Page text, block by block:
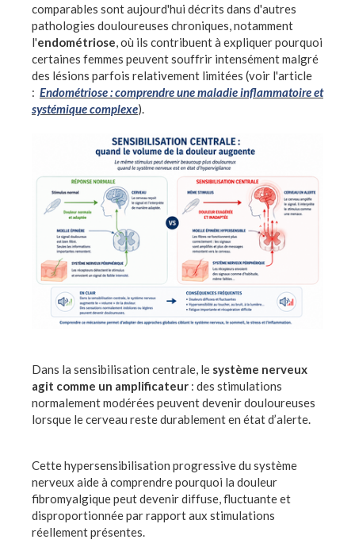
comparables sont aujourd'hui décrits dans d'autres
pathologies douloureuses chroniques, notamment
l'endométriose, où ils contribuent à expliquer pourquoi
certaines femmes peuvent souffrir intensément malgré
des lésions parfois relativement limitées (voir l'article
: Endométriose : comprendre une maladie inflammatoire et
systémique complexe).
Dans la sensibilisation centrale, le système nerveux
agit comme un amplificateur : des stimulations
normalement modérées peuvent devenir douloureuses
lorsque le cerveau reste durablement en état d’alerte.
Cette hypersensibilisation progressive du système
nerveux aide à comprendre pourquoi la douleur
fibromyalgique peut devenir diffuse, fluctuante et
disproportionnée par rapport aux stimulations
réellement présentes.